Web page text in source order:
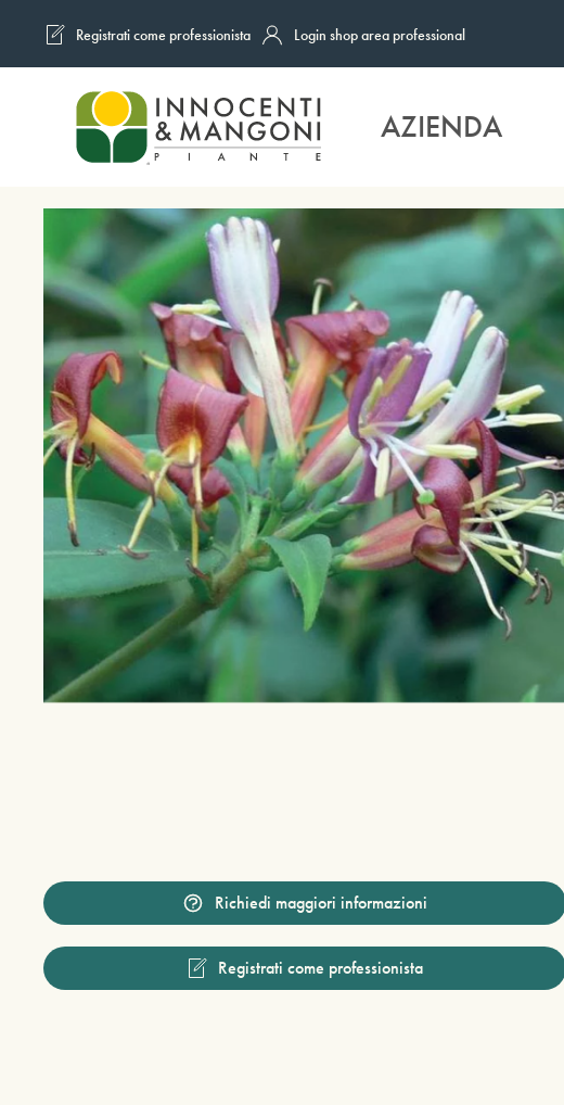
Skip to main content
Registrati come professionista Login shop area professional
AZIENDA
Richiedi maggiori informazioni
Registrati come professionista